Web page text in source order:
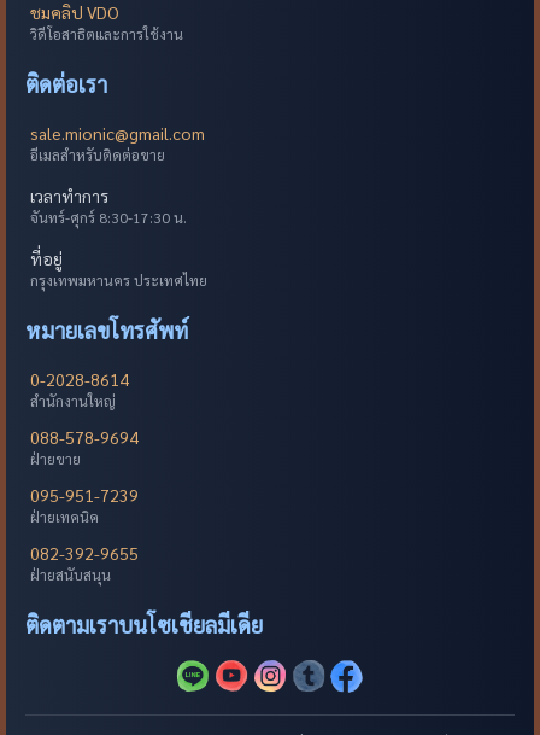
ชมคลิป VDO
วิดีโอสาธิตและการใช้งาน
ติดต่อเรา
sale.mionic@gmail.com
อีเมลสำหรับติดต่อขาย
เวลาทำการ
จันทร์-ศุกร์ 8:30-17:30 น.
ที่อยู่
กรุงเทพมหานคร ประเทศไทย
หมายเลขโทรศัพท์
0-2028-8614
สำนักงานใหญ่
088-578-9694
ฝ่ายขาย
095-951-7239
ฝ่ายเทคนิค
082-392-9655
ฝ่ายสนับสนุน
ติดตามเราบนโซเชียลมีเดีย